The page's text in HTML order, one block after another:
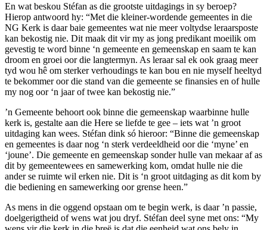
En wat beskou Stéfan as die grootste uitdagings in sy beroep?
Hierop antwoord hy: “Met die kleiner-wordende gemeentes in die
NG Kerk is daar baie gemeentes wat nie meer voltydse leraarsposte
kan bekostig nie. Dit maak dit vir my as jong predikant moeilik om
gevestig te word binne ‘n gemeente en gemeenskap en saam te kan
droom en groei oor die langtermyn. As leraar sal ek ook graag meer
tyd wou hê om sterker verhoudings te kan bou en nie myself heeltyd
te bekommer oor die stand van die gemeente se finansies en of hulle
my nog oor ‘n jaar of twee kan bekostig nie.”
’n Gemeente behoort ook binne die gemeenskap waarbinne hulle
kerk is, gestalte aan die Here se liefde te gee – iets wat ’n groot
uitdaging kan wees. Stéfan dink só hieroor: “Binne die gemeenskap
en gemeentes is daar nog ‘n sterk verdeeldheid oor die ‘myne’ en
‘joune’. Die gemeente en gemeenskap sonder hulle van mekaar af as
dit by gemeentewees en samewerking kom, omdat hulle nie die
ander se ruimte wil erken nie. Dit is ‘n groot uitdaging as dit kom by
die bediening en samewerking oor grense heen.”
As mens in die oggend opstaan om te begin werk, is daar ’n passie,
doelgerigtheid of wens wat jou dryf. Stéfan deel syne met ons: “My